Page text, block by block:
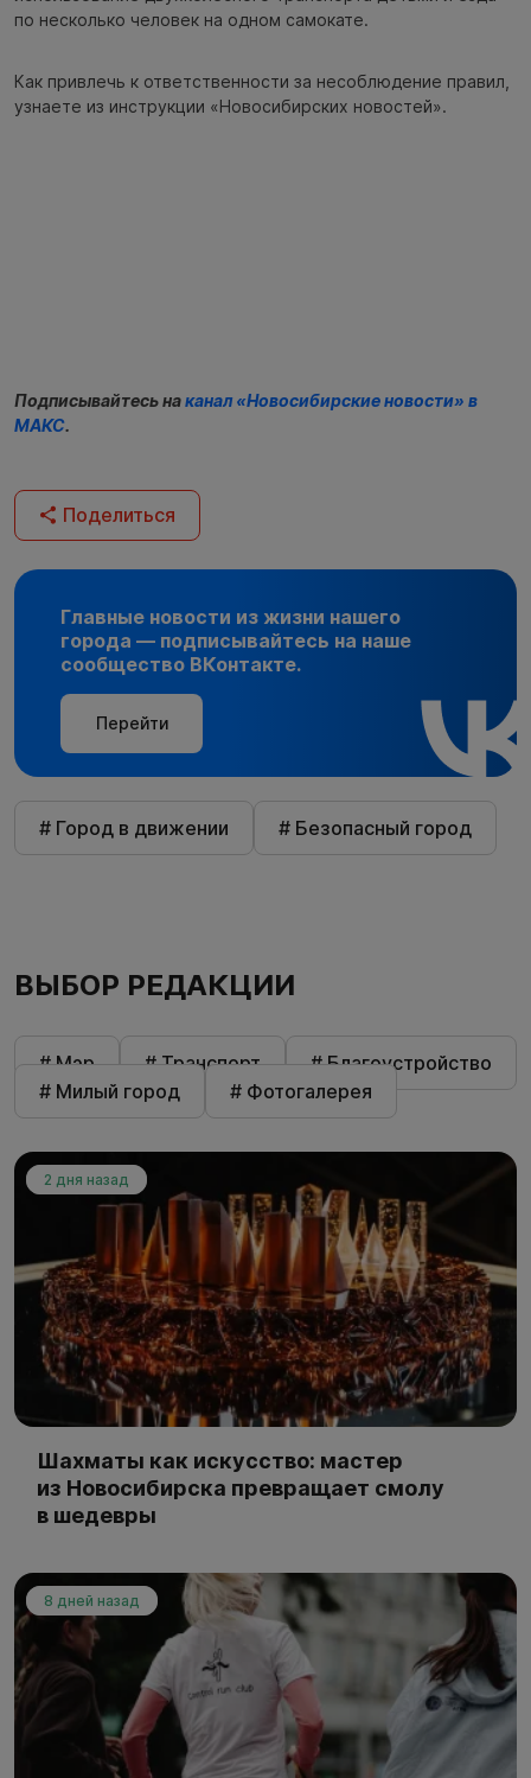
по несколько человек на одном самокате.
Как привлечь к ответственности за несоблюдение правил,
узнаете из инструкции «Новосибирских новостей».
Подписывайтесь наканал «Новосибирские новости» в
МАКС.
Поделиться
Главные новости из жизни нашего
города — подписывайтесь на наше
сообщество ВКонтакте.
Перейти
# Город в движении # Безопасный город
ВЫБОР РЕДАКЦИИ
# Мэр # Транспорт
# Благоустройство
# Милый город
# Фотогалерея
2 дня назад
Шахматы как искусство: мастер
из Новосибирска превращает смолу
в шедевры
8 дней назад